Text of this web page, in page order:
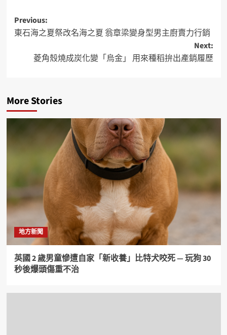
Previous:
東石海之夏祭改名海之夏 翁章梁變身型男主廚賣力行銷
Next:
菱角殼燒成炭化變「烏金」 用來種稻拚出產銷履歷
More Stories
地方新聞
英國 2 歲男童慘遭自家「新收養」比特犬咬死 — 玩狗 30
秒後爆頭傷重不治